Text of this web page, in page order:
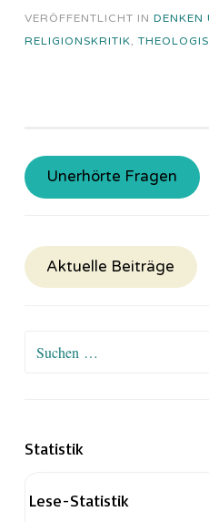
VERÖFFENTLICHT IN DENKEN
RELIGIONSKRITIK,
Unerhörte Fragen
Aktuelle Beiträge
Suchen
Statistik
Lese-Statistik